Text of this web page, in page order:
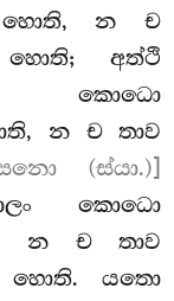
හොති, න ච
හොති; අත්ථි
න ච තාව
(ස්යා.)]
කොධො
න ච තාව
හොති. යතො